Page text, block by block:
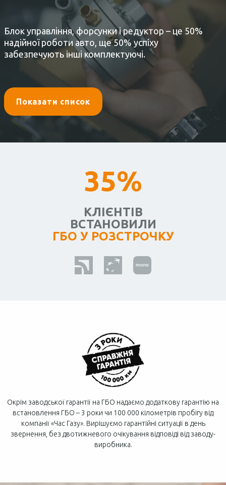
Блок управління, форсунки і редуктор – це 50%
надійної роботи авто, ще 50% успіху
забезпечують інші комплектуючі.
Показати список
35%
КЛІЄНТІВ
ВСТАНОВИЛИ
ГБО У РОЗСТРОЧКУ
Окрім заводської гарантії на ГБО надаємо додаткову гарантію на
встановлення ГБО – 3 роки чи 100 000 кілометрів пробігу від
компанії «Час Газу». Вирішуємо гарантійні ситуації в день
звернення, без двотижневого очікування відповіді від заводу-
виробника.